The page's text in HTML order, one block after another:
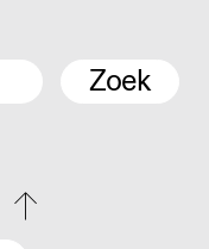
Zoek